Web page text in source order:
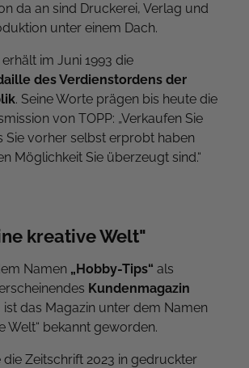
da an sind Druckerei, Verlag und
unter einem Dach.
im Juni 1993 die
des Verdienstordens der
. Seine Worte prägen bis heute die
von TOPP: „Verkaufen Sie
Sie vorher selbst erprobt haben
Möglichkeit Sie überzeugt sind.“
kreative Welt"
Namen „Hobby-Tips“ als
Kundenmagazin
ist das Magazin unter dem Namen
Welt“ bekannt geworden.
Zeitschrift 2023 in gedruckter